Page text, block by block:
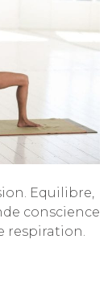
Equilibre,
conscience
respiration.